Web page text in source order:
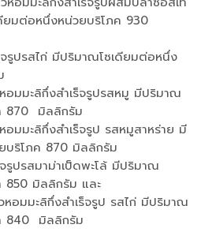
ยมต่อหนึ่งหน่วยบริโภค 930
รูปรสไก่ มีปริมาณโซเดียมต่อหนึ่ง
อมมะลิกึ่งสำเร็จรูปรสหมู มีปริมาณ
870 มิลลิกรัม
มมะลิกึ่งสำเร็จรูป รสหมูสาหร่าย มี
บริโภค 870 มิลลิกรัม
รูปรสมาม่าเป็ดพะโล้ มีปริมาณ
850 มิลลิกรัม และ
อมมะลิกึ่งสำเร็จรูป รสไก่ มีปริมาณ
840 มิลลิกรัม